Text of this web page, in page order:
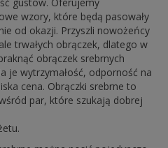
wzory, które będą pasowały
od okazji. Przyszli nowożeńcy
trwałych obrączek, dlatego w
obrączek srebrnych
je wytrzymałość, odporność na
cena. Obrączki srebrne to
par, które szukają dobrej